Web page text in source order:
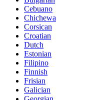
Cebuano
Chichewa
Corsican
Croatian
Dutch
Estonian
Filipino
Finnish
Frisian
Galician